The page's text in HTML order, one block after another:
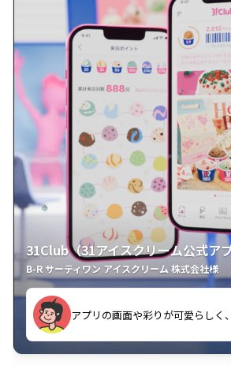
31Club（31アイスクリーム公式ア
B-R サーティワン アイスクリーム 株式会社様
アプリの画面や彩りが可愛らしく
クラスごとに特典があるようなの
す。